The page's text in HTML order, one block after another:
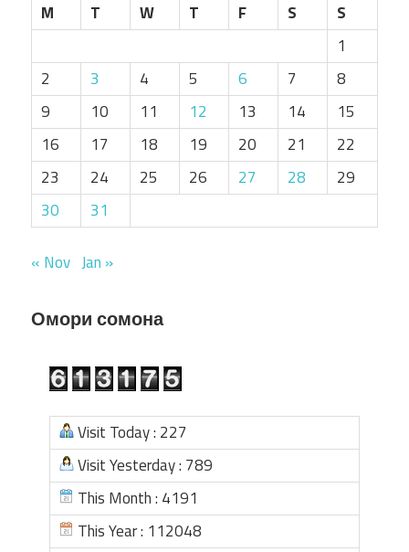
M
T W T F S
S
1
2
3 4 5 6 7
8
9
10 11 12 13 14
15
16
17 18 19 20 21
22
23
24 25 26 27 28
29
30
31
« Nov Jan »
Омори сомона
Visit Today : 227
Visit Yesterday : 789
This Month : 4191
This Year : 112048